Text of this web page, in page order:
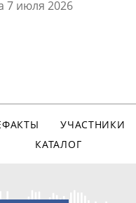
7 июля 2026
УЧАСТНИКИ
КАТАЛОГ